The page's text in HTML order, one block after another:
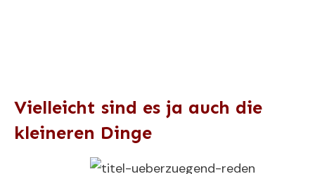
Vielleicht sind es ja auch die
kleineren Dinge